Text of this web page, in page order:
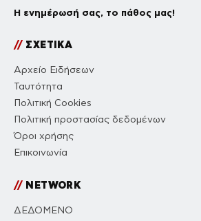
Η ενημέρωσή σας, το πάθος μας!
//ΣΧΕΤΙΚΑ
Αρχείο Ειδήσεων
Ταυτότητα
Πολιτική Cookies
Πολιτική προστασίας δεδομένων
Όροι χρήσης
Επικοινωνία
//NETWORK
ΔΕΔΟΜΕΝΟ